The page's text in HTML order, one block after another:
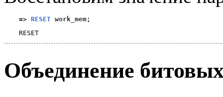
=> RESET work_mem;
Объединение